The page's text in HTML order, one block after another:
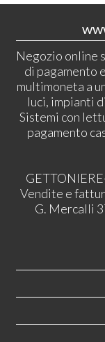
Negozio online
di pagamento
multimoneta a
luci, impianti
Sistemi con
pagamento
Vendite e
G. Mercalli